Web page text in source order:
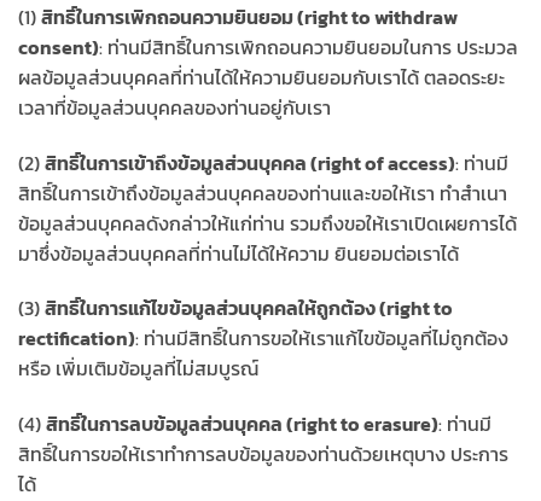
(1)สิทธิ์ในการเพิกถอนความยินยอม (right to withdraw
consent): ท่านมีสิทธิ์ในการเพิกถอนความยินยอมในการ ประมวล
ผลข้อมูลส่วนบุคคลที่ท่านได้ให้ความยินยอมกับเราได้ ตลอดระยะ
เวลาที่ข้อมูลส่วนบุคคลของท่านอยู่กับเรา
(2)สิทธิ์ในการเข้าถึงข้อมูลส่วนบุคคล (right of access): ท่านมี
สิทธิ์ในการเข้าถึงข้อมูลส่วนบุคคลของท่านและขอให้เรา ทำสำเนา
ข้อมูลส่วนบุคคลดังกล่าวให้แก่ท่าน รวมถึงขอให้เราเปิดเผยการได้
มาซึ่งข้อมูลส่วนบุคคลที่ท่านไม่ได้ให้ความ ยินยอมต่อเราได้
(3)สิทธิ์ในการแก้ไขข้อมูลส่วนบุคคลให้ถูกต้อง (right to
rectification): ท่านมีสิทธิ์ในการขอให้เราแก้ไขข้อมูลที่ไม่ถูกต้อง
หรือ เพิ่มเติมข้อมูลที่ไม่สมบูรณ์
(4)สิทธิ์ในการลบข้อมูลส่วนบุคคล (right to erasure): ท่านมี
สิทธิ์ในการขอให้เราทำการลบข้อมูลของท่านด้วยเหตุบาง ประการ
ได้